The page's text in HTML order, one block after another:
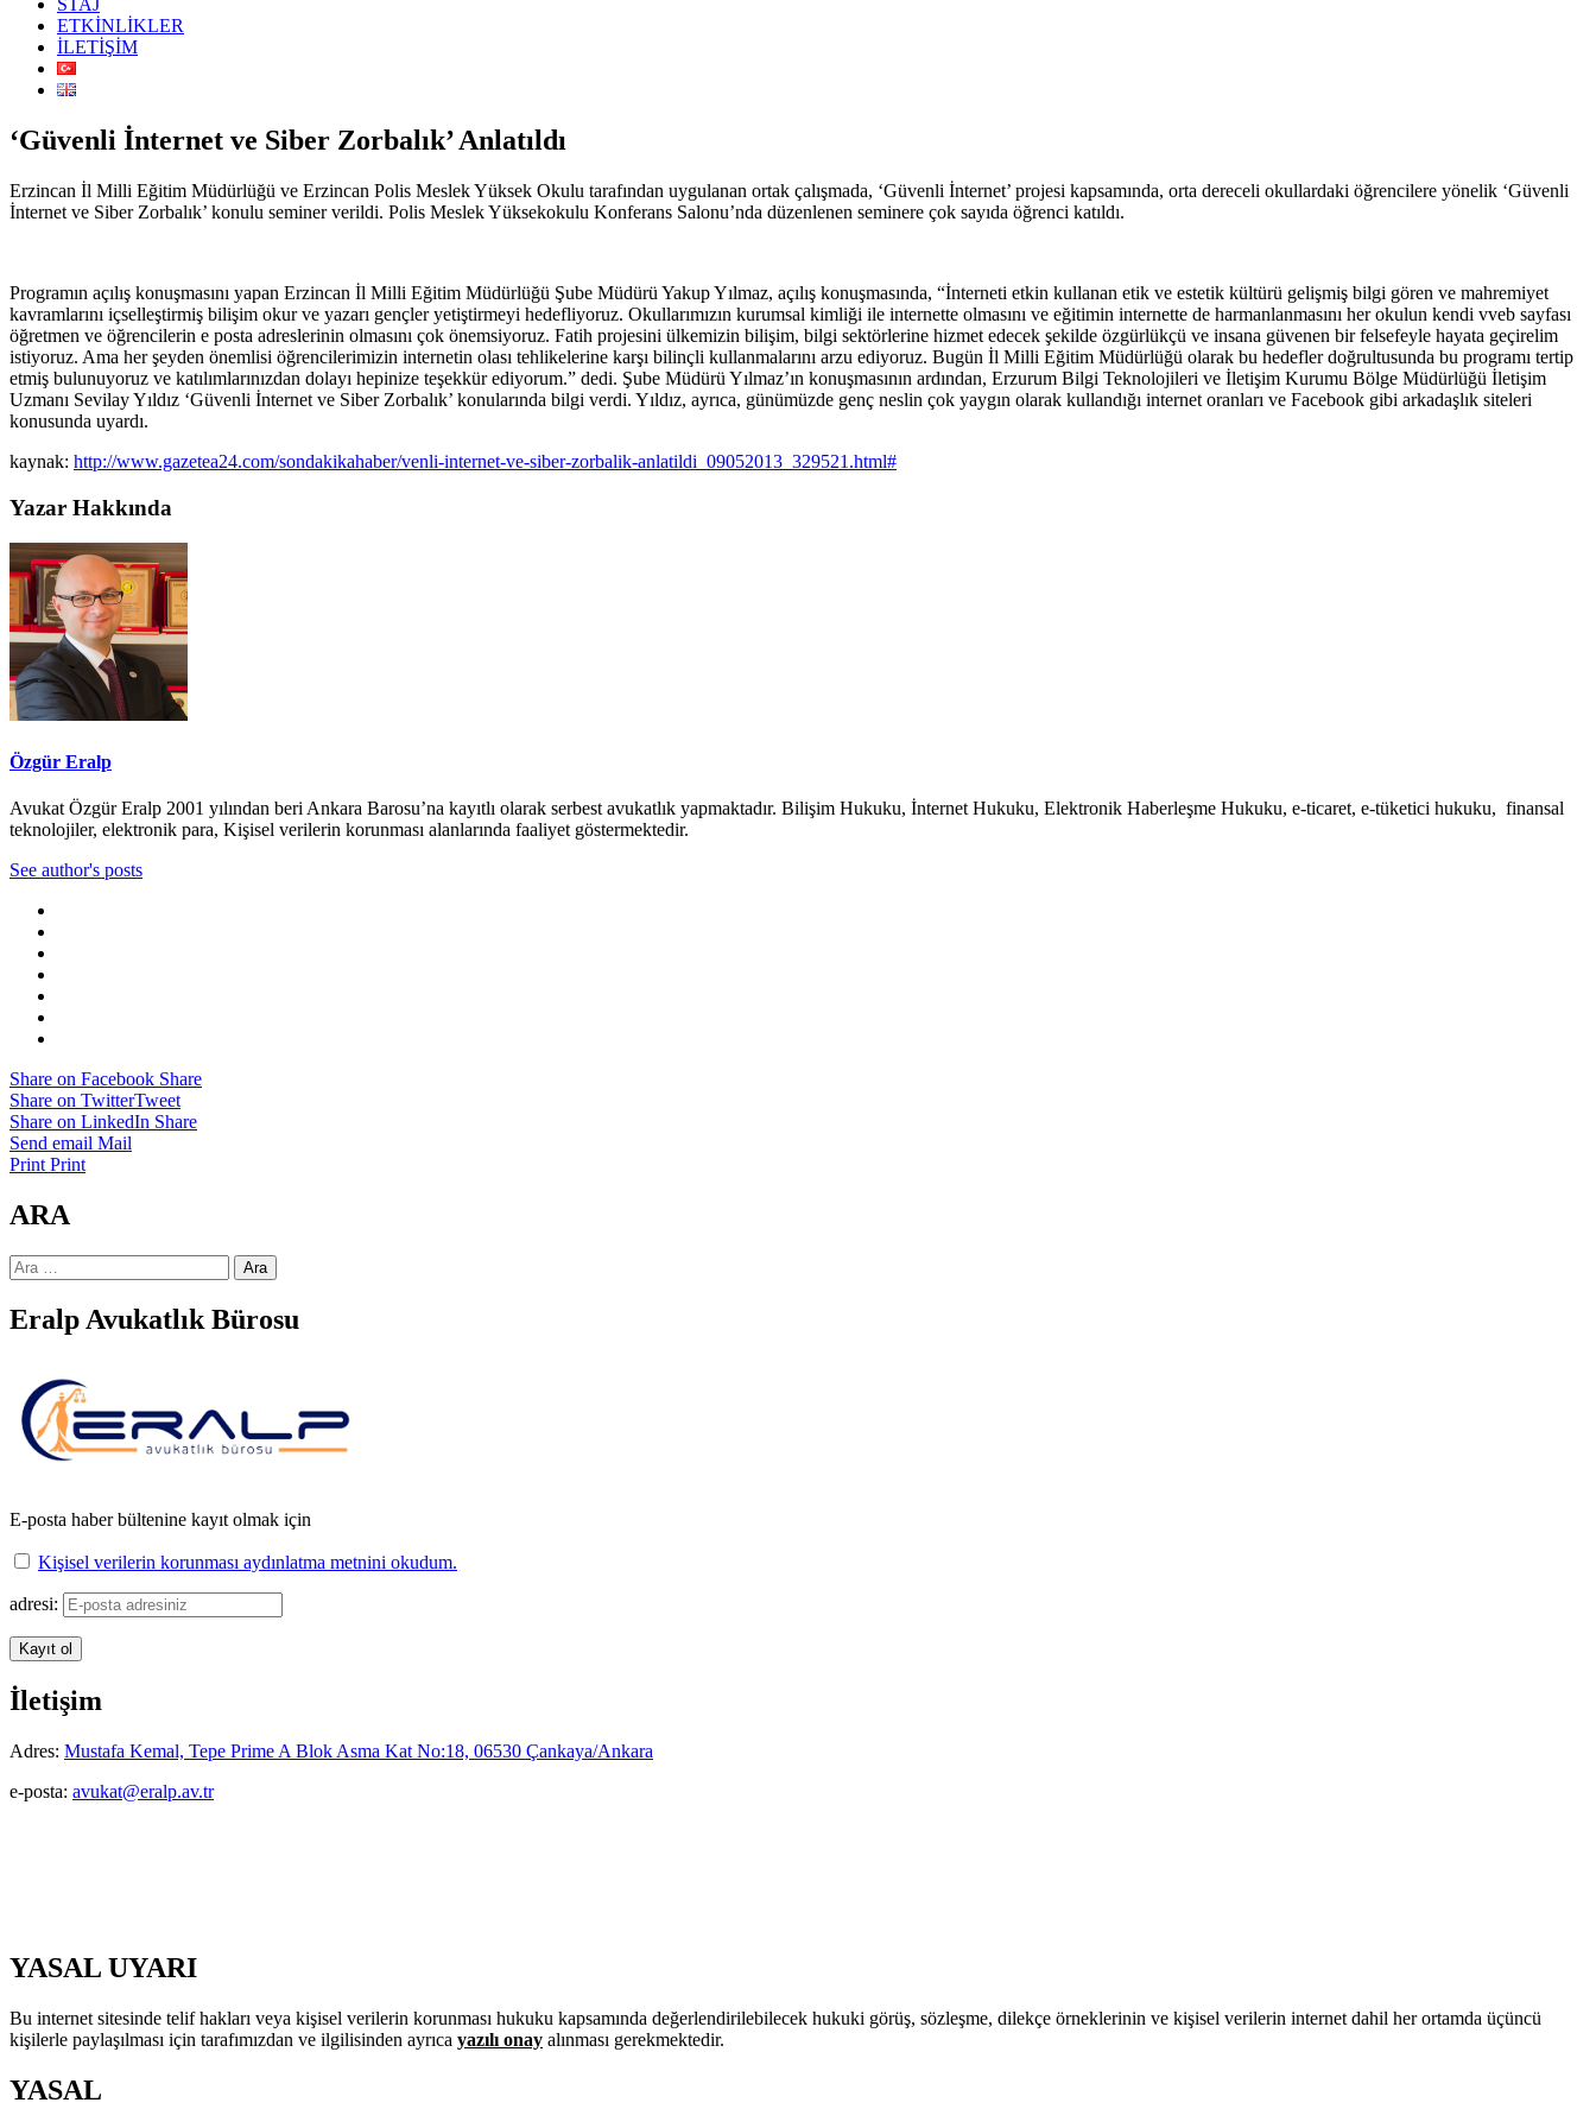
STAJ
ETKİNLİKLER
İLETİŞİM
‘Güvenli İnternet ve Siber Zorbalık’ Anlatıldı
Erzincan İl Milli Eğitim Müdürlüğü ve Erzincan Polis Meslek Yüksek Okulu tarafından uygulanan ortak çalışmada, ‘Güvenli İnternet’ projesi kapsamında, orta dereceli okullardaki öğrencilere yönelik ‘Güvenli
İnternet ve Siber Zorbalık’ konulu seminer verildi. Polis Meslek Yüksekokulu Konferans Salonu’nda düzenlenen seminere çok sayıda öğrenci katıldı.
Programın açılış konuşmasını yapan Erzincan İl Milli Eğitim Müdürlüğü Şube Müdürü Yakup Yılmaz, açılış konuşmasında, “İnterneti etkin kullanan etik ve estetik kültürü gelişmiş bilgi gören ve mahremiyet
kavramlarını içselleştirmiş bilişim okur ve yazarı gençler yetiştirmeyi hedefliyoruz. Okullarımızın kurumsal kimliği ile internette olmasını ve eğitimin internette de harmanlanmasını her okulun kendi vveb sayfası
öğretmen ve öğrencilerin e posta adreslerinin olmasını çok önemsiyoruz. Fatih projesini ülkemizin bilişim, bilgi sektörlerine hizmet edecek şekilde özgürlükçü ve insana güvenen bir felsefeyle hayata geçirelim
istiyoruz. Ama her şeyden önemlisi öğrencilerimizin internetin olası tehlikelerine karşı bilinçli kullanmalarını arzu ediyoruz. Bugün İl Milli Eğitim Müdürlüğü olarak bu hedefler doğrultusunda bu programı tertip
etmiş bulunuyoruz ve katılımlarınızdan dolayı hepinize teşekkür ediyorum.” dedi. Şube Müdürü Yılmaz’ın konuşmasının ardından, Erzurum Bilgi Teknolojileri ve İletişim Kurumu Bölge Müdürlüğü İletişim
Uzmanı Sevilay Yıldız ‘Güvenli İnternet ve Siber Zorbalık’ konularında bilgi verdi. Yıldız, ayrıca, günümüzde genç neslin çok yaygın olarak kullandığı internet oranları ve Facebook gibi arkadaşlık siteleri
konusunda uyardı.
kaynak: http://www.gazetea24.com/sondakikahaber/venli-internet-ve-siber-zorbalik-anlatildi_09052013_329521.html#
Yazar Hakkında
Özgür Eralp
Avukat Özgür Eralp 2001 yılından beri Ankara Barosu’na kayıtlı olarak serbest avukatlık yapmaktadır. Bilişim Hukuku, İnternet Hukuku, Elektronik Haberleşme Hukuku, e-ticaret, e-tüketici hukuku, finansal
teknolojiler, elektronik para, Kişisel verilerin korunması alanlarında faaliyet göstermektedir.
See author's posts
Share on Facebook Share
Share on TwitterTweet
Share on LinkedIn Share
Send email Mail
Print Print
ARA
Arama:
Eralp Avukatlık Bürosu
E-posta haber bültenine kayıt olmak için
Kişisel verilerin korunması aydınlatma metnini okudum.
adresi:
İletişim
Adres: Mustafa Kemal, Tepe Prime A Blok Asma Kat No:18, 06530 Çankaya/Ankara
e-posta: avukat@eralp.av.tr
YASAL UYARI
Bu internet sitesinde telif hakları veya kişisel verilerin korunması hukuku kapsamında değerlendirilebilecek hukuki görüş, sözleşme, dilekçe örneklerinin ve kişisel verilerin internet dahil her ortamda üçüncü
kişilerle paylaşılması için tarafımızdan ve ilgilisinden ayrıca yazılı onay alınması gerekmektedir.
YASAL